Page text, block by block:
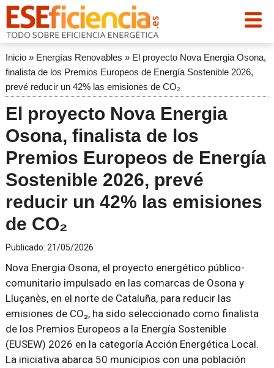
Inicio» Energías Renovables » El proyecto Nova Energia Osona,
finalista de los Premios Europeos de Energía Sostenible 2026,
prevé reducir un 42% las emisiones de CO₂
El proyecto Nova Energia
Osona, finalista de los
Premios Europeos de Energía
Sostenible 2026, prevé
reducir un 42% las emisiones
de CO₂
Publicado: 21/05/2026
Nova Energia Osona, el proyecto energético público-
comunitario impulsado en las comarcas de Osona y
Lluçanès, en el norte de Cataluña, para reducir las
emisiones de CO₂, ha sido seleccionado como finalista
de los Premios Europeos a la Energía Sostenible
(EUSEW) 2026 en la categoría Acción Energética Local.
La iniciativa abarca 50 municipios con una población